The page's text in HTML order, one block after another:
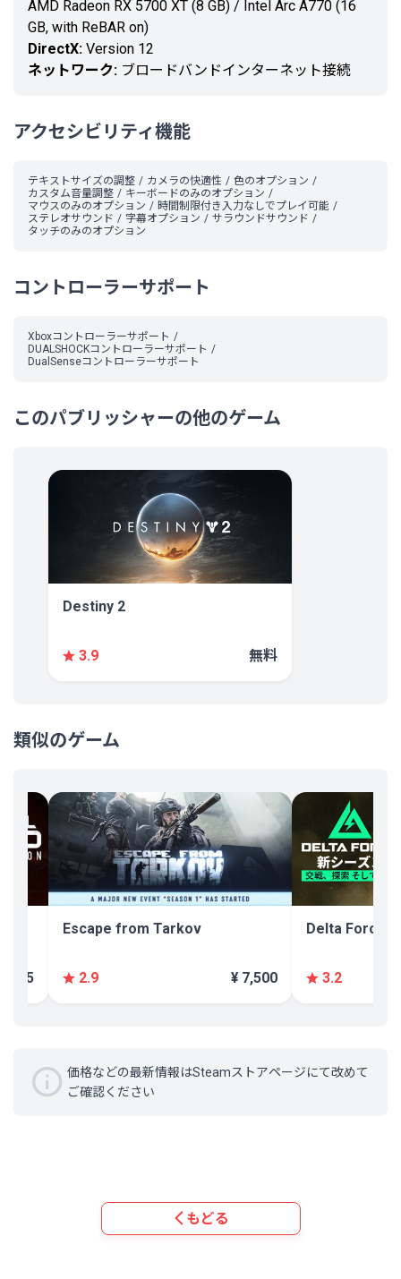
AMD Radeon RX 5700 XT (8 GB) / Intel Arc A770 (16
GB, with ReBAR on)
DirectX: Version 12
ネットワーク: ブロードバンドインターネット接続
アクセシビリティ機能
テキストサイズの調整 カメラの快適性
色のオプション
カスタム音量調整
キーボードのみのオプション
マウスのみのオプション
時間制限付き入力なしでプレイ可能
ステレオサウンド
字幕オプション
サラウンドサウンド
タッチのみのオプション
コントローラーサポート
Xboxコントローラーサポート
DUALSHOCKコントローラーサポート
DualSenseコントローラーサポート
このパブリッシャーの他のゲーム
Destiny 2
3.9 無料
類似のゲーム
¥ 575
Escape from Tarkov
2.9 ¥ 7,500
Delta Force
3.2
価格などの最新情報はSteamストアページにて改めて
ご確認ください
もどる